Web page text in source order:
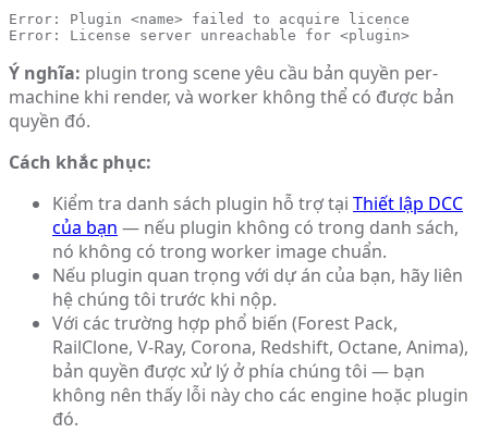
Error: Plugin <name> failed to acquire licence
Error: License server unreachable for <plugin>
Ý nghĩa: plugin trong scene yêu cầu bản quyền per-
machine khi render, và worker không thể có được bản
quyền đó.
Cách khắc phục:
Kiểm tra danh sách plugin hỗ trợ tại Thiết lập DCC
của bạn — nếu plugin không có trong danh sách,
nó không có trong worker image chuẩn.
Nếu plugin quan trọng với dự án của bạn, hãy liên
hệ chúng tôi trước khi nộp.
Với các trường hợp phổ biến (Forest Pack,
RailClone, V-Ray, Corona, Redshift, Octane, Anima),
bản quyền được xử lý ở phía chúng tôi — bạn
không nên thấy lỗi này cho các engine hoặc plugin
đó.